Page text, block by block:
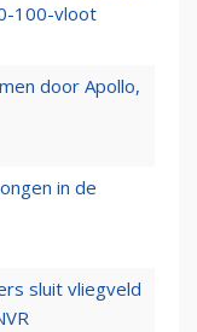
100-vloot
door Apollo,
in de
sluit vliegveld